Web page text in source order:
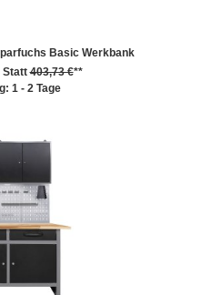
Basic Werkbank
Statt403,73 €**
1 - 2 Tage